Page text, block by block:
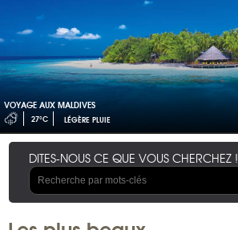
VOYAGE AUX MALDIVES
27°C LÉGÈRE PLUIE
DITES-NOUS CE QUE VOUS CHERCHEZ !